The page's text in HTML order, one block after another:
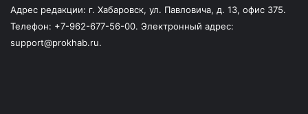
Адрес редакции: г. Хабаровск, ул. Павловича, д. 13, офис 375.
Телефон: +7-962-677-56-00. Электронный адрес:
support@prokhab.ru.